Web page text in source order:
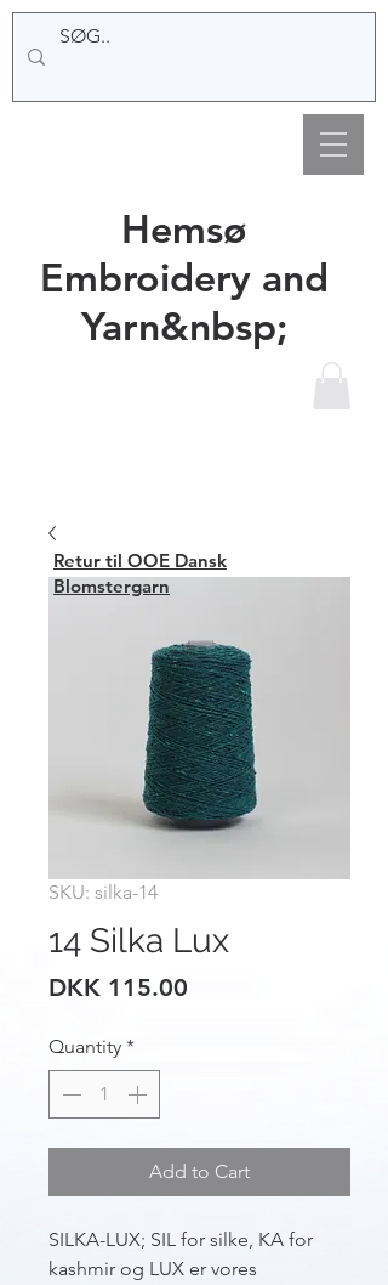
Hemsø
Embroidery and
Yarn&nbsp;
SKU: silka-14
14 Silka Lux
DKK 115.00
Quantity *
Add to Cart
SILKA-LUX; SIL for silke, KA for
kashmir og LUX er vores
Retur til OOE Dansk
Blomstergarn